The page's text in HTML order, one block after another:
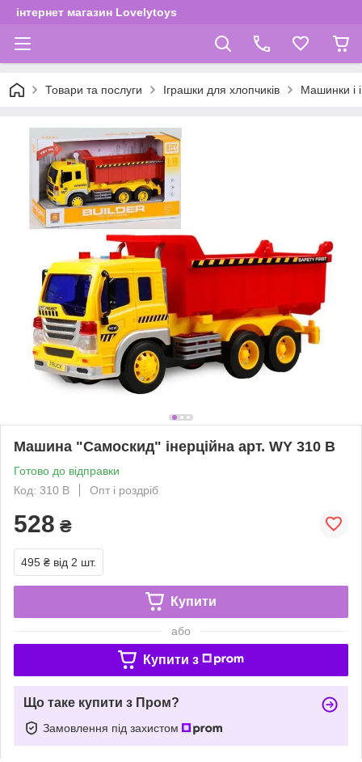
інтернет магазин Lovelytoys
Товари та послуги Іграшки для хлопчиків Машинки і
Машина "Самоскид" інерційна арт. WY 310 В
Готово до відправки
Код: 310 В
Опт і роздріб
528 ₴
495 ₴ від 2 шт.
Купити
або
Купити з
Що таке купити з Пром?
Замовлення під захистом